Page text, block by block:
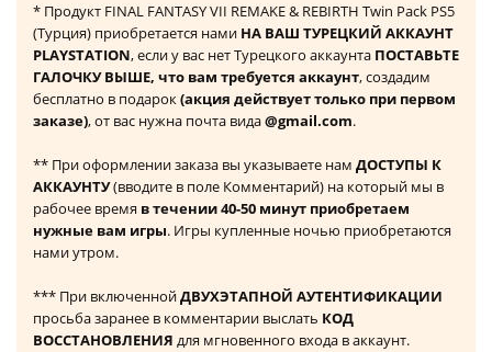
* Продукт FINAL FANTASY VII REMAKE & REBIRTH Twin Pack PS5
(Турция) приобретается нами НА ВАШ ТУРЕЦКИЙ АККАУНТ
PLAYSTATION, если у вас нет Турецкого аккаунта ПОСТАВЬТЕ
ГАЛОЧКУ ВЫШЕ, что вам требуется аккаунт, создадим
бесплатно в подарок(акция действует только при первом
заказе), от вас нужна почта вида@gmail.com.
** При оформлении заказа вы указываете нам ДОСТУПЫ К
АККАУНТУ(вводите в поле Комментарий) на который мы в
рабочее время в течении 40-50 минут приобретаем
нужные вам игры. Игры купленные ночью приобретаются
нами утром.
*** При включеннойДВУХЭТАПНОЙ АУТЕНТИФИКАЦИИ
просьба заранее в комментарии выслать КОД
ВОССТАНОВЛЕНИЯ для мгновенного входа в аккаунт.